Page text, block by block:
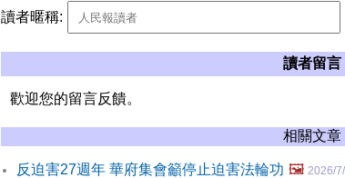
讀者暱稱:
讀者留言
歡迎您的留言反饋。
相關文章
反迫害27週年 華府集會籲停止迫害法輪功 🖼️ 2026/